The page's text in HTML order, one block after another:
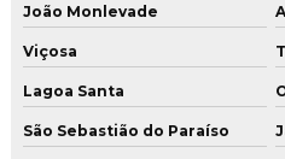
Tratamento de juntas com pu
João Monlevade
Viçosa
Lagoa Santa
São Sebastião do Paraíso